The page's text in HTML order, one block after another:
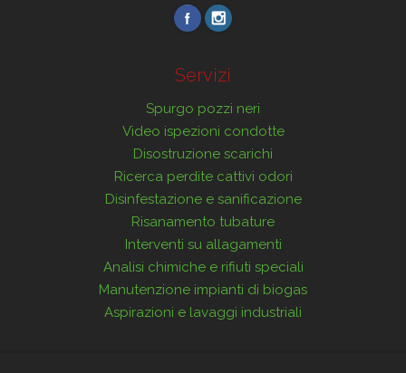
Servizi
Spurgo pozzi neri
Video ispezioni condotte
Disostruzione scarichi
Ricerca perdite cattivi odori
Disinfestazione e sanificazione
Risanamento tubature
Interventi su allagamenti
Analisi chimiche e rifiuti speciali
Manutenzione impianti di biogas
Aspirazioni e lavaggi industriali